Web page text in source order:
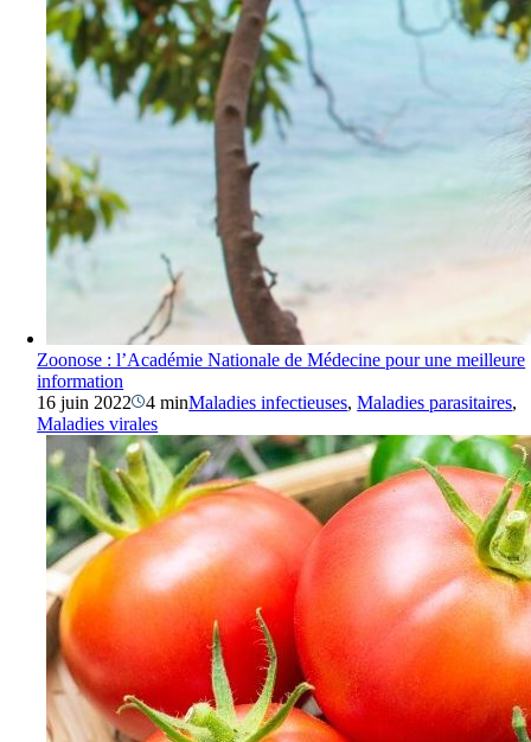
Zoonose : l’Académie Nationale de Médecine pour une meilleure
information
16 juin 2022
4 minMaladies infectieuses,Maladies parasitaires,
Maladies virales